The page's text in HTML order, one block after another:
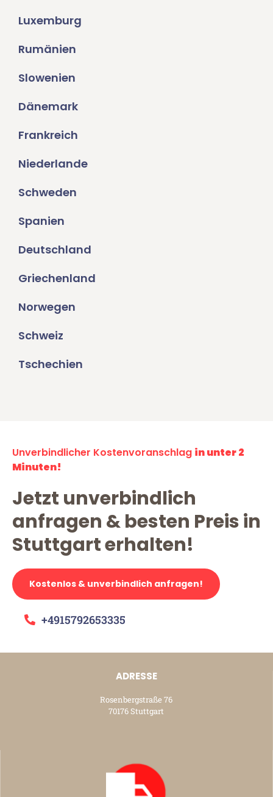
Luxemburg
Rumänien
Slowenien
Dänemark
Frankreich
Niederlande
Schweden
Spanien
Deutschland
Griechenland
Norwegen
Schweiz
Tschechien
Unverbindlicher Kostenvoranschlag in unter 2
Minuten!
Jetzt unverbindlich
anfragen & besten Preis in
Stuttgart erhalten!
Kostenlos & unverbindlich anfragen!
+4915792653335
ADRESSE
Rosenbergstraße 76
70176 Stuttgart